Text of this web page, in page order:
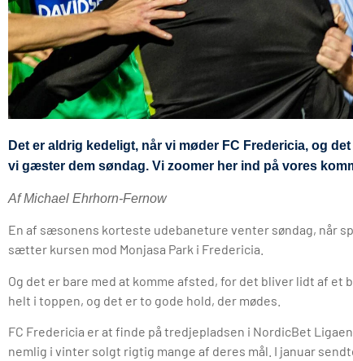
Det er aldrig kedeligt, når vi møder FC Fredericia, og
vi gæster dem søndag. Vi zoomer her ind på vores
Af Michael Ehrhorn-Fernow
En af sæsonens korteste udebaneture venter søndag, når
sætter kursen mod Monjasa Park i Fredericia.
Og det er bare med at komme afsted, for det bliver lidt af et
helt i toppen, og det er to gode hold, der mødes.
FC Fredericia er at finde på tredjepladsen i NordicBet
nemlig i vinter solgt rigtig mange af deres mål. I januar